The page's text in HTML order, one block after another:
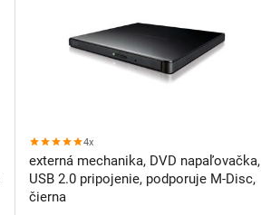
4x
externá mechanika, DVD napaľovačka,
USB 2.0 pripojenie, podporuje M-Disc,
čierna